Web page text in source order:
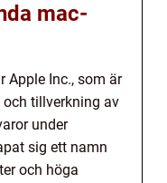
mac-
Apple Inc., som är
tillverkning av
under
sig ett namn
och höga